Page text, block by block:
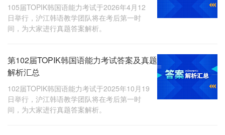
105届TOPIK韩国语能力考试于2026年4月12
日举行，沪江韩语教学团队将在考后第一时
间，为大家进行真题答案解析。
第102届TOPIK韩国语能力考试答案及真题
解析汇总
102届TOPIK韩国语能力考试于2025年10月19
日举行，沪江韩语教学团队将在考后第一时
间，为大家进行真题答案解析。